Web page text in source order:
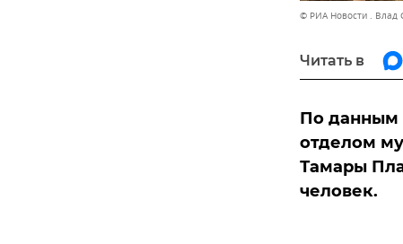
© РИА Новости . Влад
Читать в
По данным
отделом
Тамары
человек.